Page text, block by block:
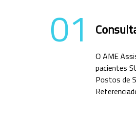
01
O AME
pacientes
Postos de